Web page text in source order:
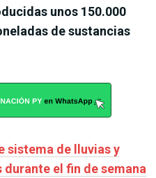
unos 150.000
de sustancias
sistema de lluvias y
el fin de semana